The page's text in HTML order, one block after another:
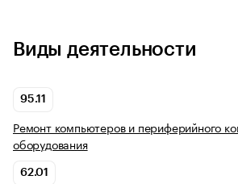
Виды деятельности
95.11
Ремонт компьютеров и периферийного
оборудования
62.01